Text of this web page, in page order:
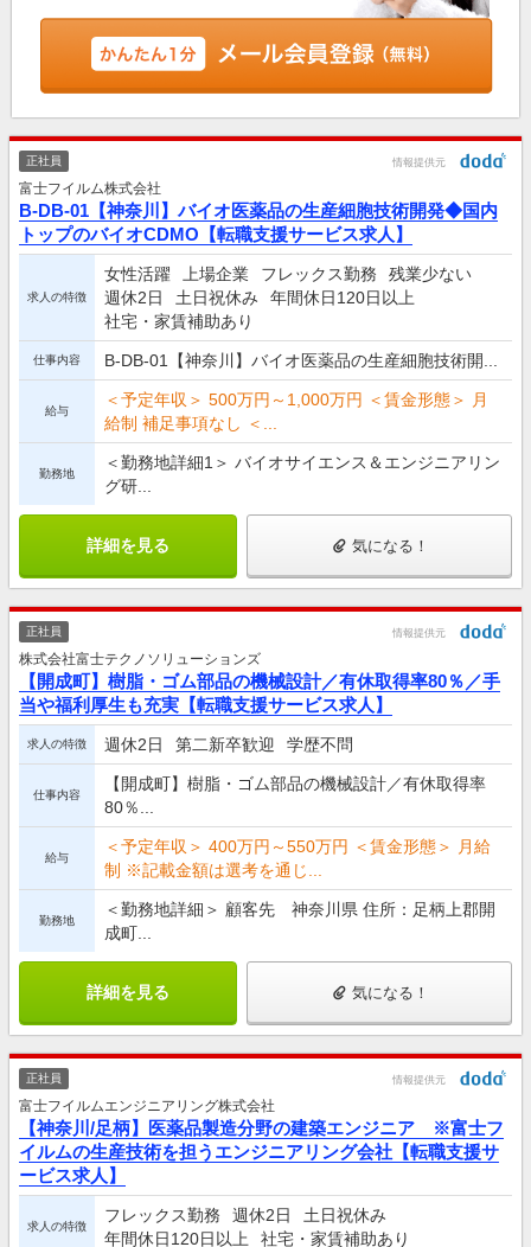
正社員 情報提供元
富士フイルム株式会社
B-DB-01【神奈川】バイオ医薬品の生産細胞技術開発◆国内
トップのバイオCDMO【転職支援サービス求人】
求人の特徴
女性活躍 上場企業 フレックス勤務
残業少ない
週休2日
土日祝休み
年間休日120日以上
社宅・家賃補助あり
仕事内容 B-DB-01【神奈川】バイオ医薬品の生産細胞技術開...
給与
＜予定年収＞ 500万円～1,000万円 ＜賃金形態＞ 月
給制 補足事項なし ＜...
勤務地
＜勤務地詳細1＞ バイオサイエンス＆エンジニアリン
グ研...
詳細を見る 気になる！
正社員 情報提供元
株式会社富士テクノソリューションズ
【開成町】樹脂・ゴム部品の機械設計／有休取得率80％／手
当や福利厚生も充実【転職支援サービス求人】
求人の特徴 週休2日 第二新卒歓迎 学歴不問
仕事内容
【開成町】樹脂・ゴム部品の機械設計／有休取得率
80％...
給与
＜予定年収＞ 400万円～550万円 ＜賃金形態＞ 月給
制 ※記載金額は選考を通じ...
勤務地
＜勤務地詳細＞ 顧客先 神奈川県 住所：足柄上郡開
成町...
詳細を見る 気になる！
正社員 情報提供元
富士フイルムエンジニアリング株式会社
【神奈川/足柄】医薬品製造分野の建築エンジニア ※富士フ
イルムの生産技術を担うエンジニアリング会社【転職支援サ
ービス求人】
求人の特徴
フレックス勤務 週休2日
土日祝休み
年間休日120日以上
社宅・家賃補助あり